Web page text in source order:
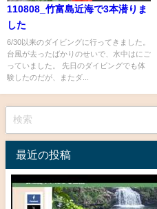
110808_竹富島近海で3本潜りま
した
6/30以来のダイビングに行ってきました。
台風が去ったばかりのせいで、水中はにご
っていました。 先日のダイビングでも体
験したのだが、またダ...
最近の投稿